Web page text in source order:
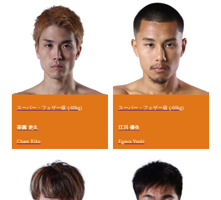
スーパー・フェザー級 (-60kg)
茶圓 吏久
Chaen Riku
スーパー・フェザー級 (-60kg)
江川 優生
Egawa Yuuki